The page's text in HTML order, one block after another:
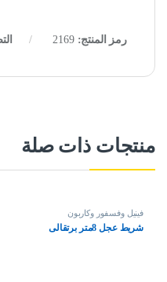
رمز المنتج:2169
منتجات ذات صلة
فينيل وفسفور وكاربون
شريط عجل 8متر برتقالى